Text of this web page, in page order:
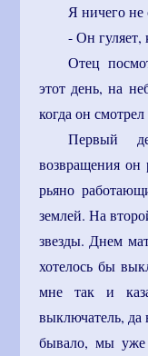
Я ничего не
- Он гуляет,
Отец
этот день, на
когда он
Первый
возвращения он
рьяно
землей. На
звезды. Днем
хотелось бы
мне так и
выключатель, да
бывало, мы уже